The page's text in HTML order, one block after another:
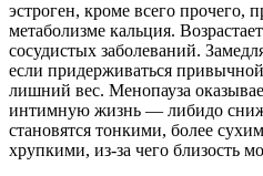
эстроген, кроме всего прочего,
метаболизме кальция.
сосудистых заболеваний.
если придерживаться
лишний вес. Менопауза
интимную жизнь — либидо
становятся тонкими, более
хрупкими, из-за чего близость